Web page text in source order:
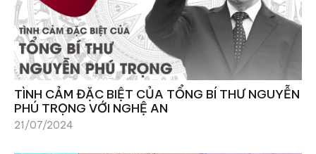
TÌNH CẢM ĐẶC BIỆT CỦA TỔNG BÍ THƯ NGUYỄN
PHÚ TRỌNG VỚI NGHỆ AN
21/07/2024